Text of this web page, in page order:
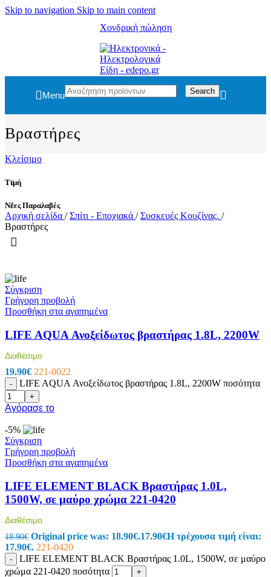
Skip to navigation Skip to main content
Χονδρική πώληση
Menu Search
Βραστήρες
Κλείσιμο
Τιμή
Νέες Παραλαβές
Αρχική σελίδα / Σπίτι - Εποχιακά / Συσκευές Κουζίνας. /
Βραστήρες
Σύγκριση
Γρήγορη προβολή
Προσθήκη στα αγαπημένα
LIFE AQUA Ανοξείδωτος βραστήρας 1.8L, 2200W
Διαθέσιμο
19.90€ 221-0022
- LIFE AQUA Ανοξείδωτος βραστήρας 1.8L, 2200W ποσότητα
+
Αγόρασε το
-5%
Σύγκριση
Γρήγορη προβολή
Προσθήκη στα αγαπημένα
LIFE ELEMENT BLACK Bραστήρας 1.0L,
1500W, σε μαύρο χρώμα 221-0420
Διαθέσιμο
18.90€ Original price was: 18.90€.17.90€Η τρέχουσα τιμή είναι:
17.90€. 221-0420
-
LIFE ELEMENT BLACK Bραστήρας 1.0L, 1500W, σε μαύρο
χρώμα 221-0420 ποσότητα
+